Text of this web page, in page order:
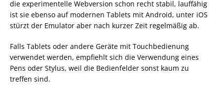
die experimentelle Webversion schon recht stabil, lauffähig
ist sie ebenso auf modernen Tablets mit Android, unter iOS
stürzt der Emulator aber nach kurzer Zeit regelmäßig ab.
Falls Tablets oder andere Geräte mit Touchbedienung
verwendet werden, empfiehlt sich die Verwendung eines
Pens oder Stylus, weil die Bedienfelder sonst kaum zu
treffen sind.